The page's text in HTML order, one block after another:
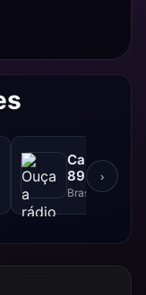
Canção
89.1 FM
Brasília, DF
›